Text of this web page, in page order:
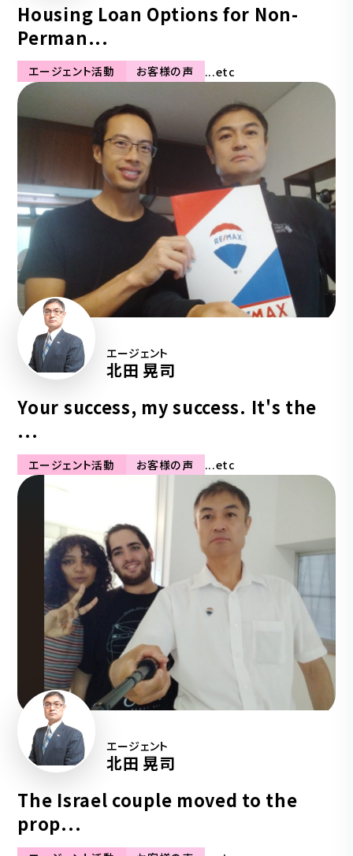
Housing Loan Options for Non-
Perman...
エージェント活動 お客様の声 ...etc
エージェント
北田 晃司
Your success, my success. It's the
...
エージェント活動 お客様の声 ...etc
エージェント
北田 晃司
The Israel couple moved to the
prop...